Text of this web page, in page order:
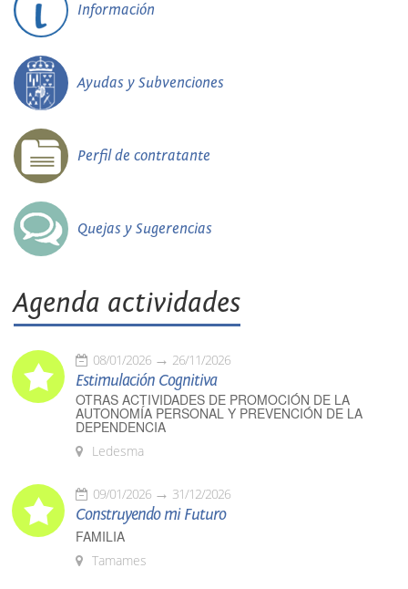
Información
Ayudas y Subvenciones
Perfil de contratante
Quejas y Sugerencias
Agenda actividades
08/01/2026 26/11/2026
Estimulación Cognitiva
OTRAS ACTIVIDADES DE PROMOCIÓN DE LA
AUTONOMÍA PERSONAL Y PREVENCIÓN DE LA
DEPENDENCIA
Ledesma
09/01/2026 31/12/2026
Construyendo mi Futuro
FAMILIA
Tamames